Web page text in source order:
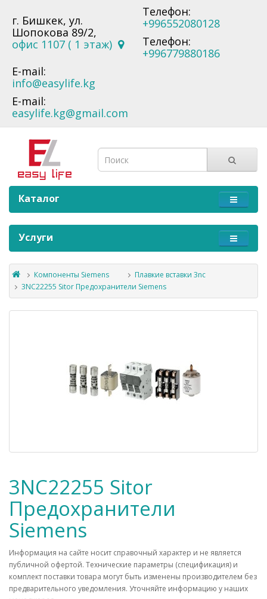
г. Бишкек, ул.
Шопокова 89/2,
офис 1107 ( 1 этаж)
Телефон:
+996552080128
Телефон:
+996779880186
E-mail:
info@easylife.kg
E-mail:
easylife.kg@gmail.com
Каталог
Услуги
Компоненты Siemens
Плавкие вставки 3nc
3NC22255 Sitor Предохранители Siemens
3NC22255 Sitor
Предохранители
Siemens
Информация на сайте носит справочный характер и не является
публичной офертой. Технические параметры (спецификация) и
комплект поставки товара могут быть изменены производителем без
предварительного уведомления. Уточняйте информацию у наших